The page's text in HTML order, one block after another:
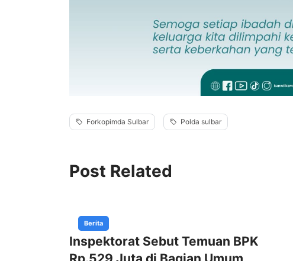
Forkopimda Sulbar Polda sulbar
Post Related
Berita
Inspektorat Sebut Temuan BPK